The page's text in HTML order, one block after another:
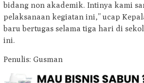
bidang non akademik. Intinya kami
pelaksanaan kegiatan ini,’’ ucap
baru bertugas selama tiga hari di
ini.
Penulis: Gusman